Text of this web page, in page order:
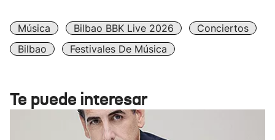
Música Bilbao BBK Live 2026
Conciertos
Bilbao
Festivales De Música
Te puede interesar